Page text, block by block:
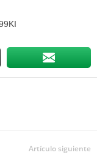
Artículo siguiente